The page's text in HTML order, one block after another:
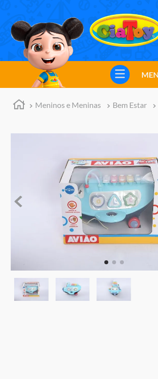
Meninos e Meninas Bem Estar
TERMOS MAIS BUSCADOS
meninos
marvel legends
barbie
bebes
jogos